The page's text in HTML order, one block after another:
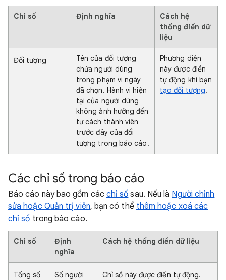
Chỉ số Định nghĩa
Cách hệ
thống điền dữ
liệu
Đối tượng
Tên của đối tượng
chứa người dùng
trong phạm vi ngày
đã chọn. Hành vi hiện
tại của người dùng
không ảnh hưởng đến
tư cách thành viên
trước đây của đối
tượng trong báo cáo.
Phương diện
này được điền
tự động khi bạn
tạo đối tượng.
Các chỉ số trong báo cáo
Báo cáo này bao gồm các chỉ số sau. Nếu là Người chỉnh
sửa hoặc Quản trị viên, bạn có thể thêm hoặc xoá các
chỉ số trong báo cáo.
Chỉ số
Định
nghĩa
Cách hệ thống điền dữ liệu
Tổng số
Số người
Chỉ số này được điền tự động.